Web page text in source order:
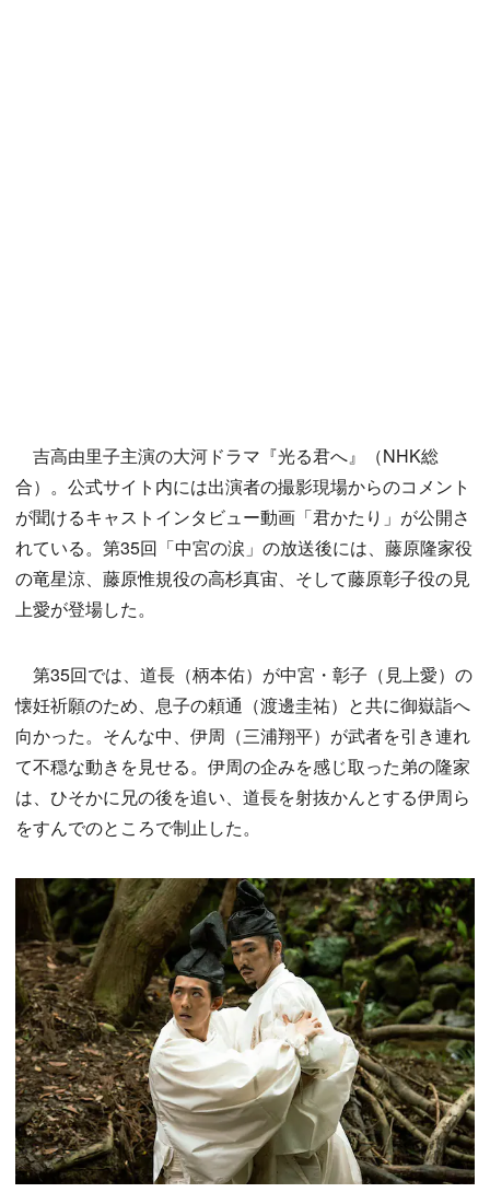
吉高由里子主演の大河ドラマ『光る君へ』（NHK総
合）。公式サイト内には出演者の撮影現場からのコメント
が聞けるキャストインタビュー動画「君かたり」が公開さ
れている。第35回「中宮の涙」の放送後には、藤原隆家役
の竜星涼、藤原惟規役の高杉真宙、そして藤原彰子役の見
上愛が登場した。
第35回では、道長（柄本佑）が中宮・彰子（見上愛）の
懐妊祈願のため、息子の頼通（渡邊圭祐）と共に御嶽詣へ
向かった。そんな中、伊周（三浦翔平）が武者を引き連れ
て不穏な動きを見せる。伊周の企みを感じ取った弟の隆家
は、ひそかに兄の後を追い、道長を射抜かんとする伊周ら
をすんでのところで制止した。